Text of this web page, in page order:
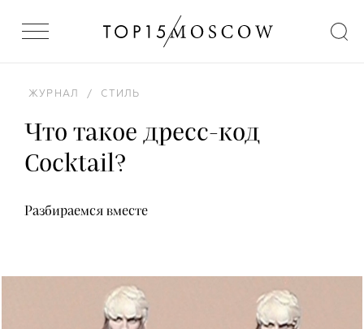
ЖУРНАЛ / СТИЛЬ
Что такое дресс-код
Cocktail?
Разбираемся вместе